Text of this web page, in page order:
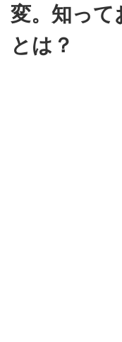
変。知って
とは？